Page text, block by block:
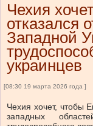
Чехия
отказался
Западной
украинцев
[08:30 19 марта 2026 года ]
Чехия хочет, чтобы
западных